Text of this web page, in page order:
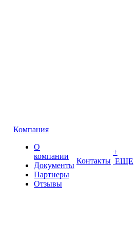
Компания
О
компании
Документы
Партнеры
Отзывы
Контакты
+
ЕЩЕ